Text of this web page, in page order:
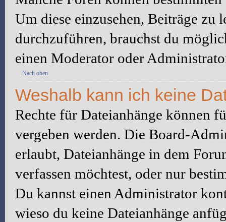
Um diese einzusehen, Beiträge zu
durchzuführen, brauchst du
einen Moderator oder
Nach oben
Weshalb kann ich keine
Rechte für Dateianhänge können
vergeben werden. Die Board-
erlaubt, Dateianhänge in dem
verfassen möchtest, oder nur
Du kannst einen Administrator
wieso du keine Dateianhänge